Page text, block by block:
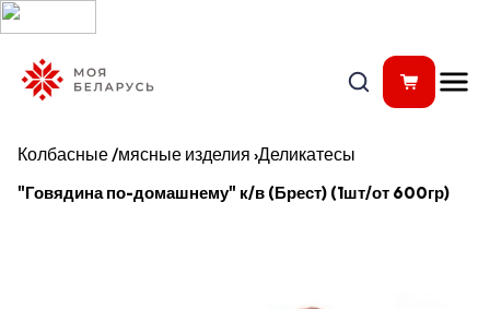
Колбасные /мясные изделия ›Деликатесы
"Говядина по-домашнему" к/в (Брест) (1шт/от 600гр)